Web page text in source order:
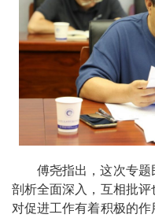
傅尧指出，这次专题
剖析全面深入，互相批评
对促进工作有着积极的